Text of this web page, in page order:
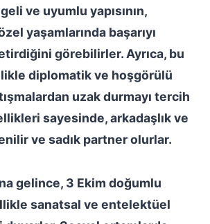
ve uyumlu yapısının,
yaşamlarında başarıyı
görebilirler. Ayrıca, bu
diplomatik ve hoşgörülü
uzak durmayı tercih
sayesinde, arkadaşlık ve
ve sadık partner olurlar.
gelince, 3 Ekim doğumlu
sanatsal ve entelektüel